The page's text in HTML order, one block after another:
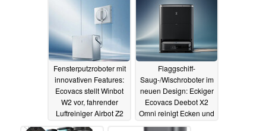
Fensterputzroboter mit
innovativen Features:
Ecovacs stellt Winbot
W2 vor, fahrender
Luftreiniger Airbot Z2
ebenfalls neu
Flaggschiff-
Saug-/Wischroboter im
neuen Design: Eckiger
Ecovacs Deebot X2
Omni reinigt Ecken und
Kanten noch besser